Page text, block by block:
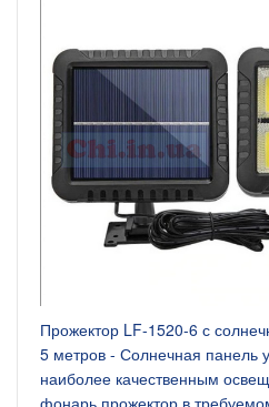
Прожектор LF-1520-6 с
5 метров - Солнечная панель
наиболее качественным
фонарь прожектор в